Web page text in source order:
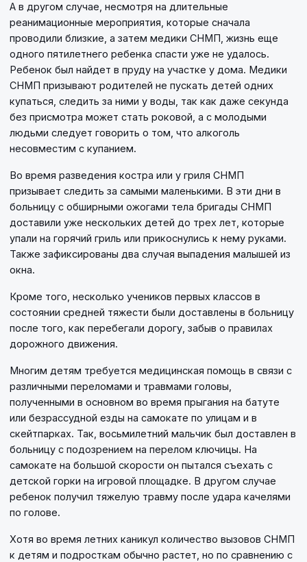
А в другом случае, несмотря на длительные
реанимационные мероприятия, которые сначала
проводили близкие, а затем медики СНМП, жизнь еще
одного пятилетнего ребенка спасти уже не удалось.
Ребенок был найдет в пруду на участке у дома. Медики
СНМП призывают родителей не пускать детей одних
купаться, следить за ними у воды, так как даже секунда
без присмотра может стать роковой, а с молодыми
людьми следует говорить о том, что алкоголь
несовместим с купанием.
Во время разведения костра или у гриля СНМП
призывает следить за самыми маленькими. В эти дни в
больницу с обширными ожогами тела бригады СНМП
доставили уже нескольких детей до трех лет, которые
упали на горячий гриль или прикоснулись к нему руками.
Также зафиксированы два случая выпадения малышей из
окна.
Кроме того, несколько учеников первых классов в
состоянии средней тяжести были доставлены в больницу
после того, как перебегали дорогу, забыв о правилах
дорожного движения.
Многим детям требуется медицинская помощь в связи с
различными переломами и травмами головы,
полученными в основном во время прыгания на батуте
или безрассудной езды на самокате по улицам и в
скейтпарках. Так, восьмилетний мальчик был доставлен в
больницу с подозрением на перелом ключицы. На
самокате на большой скорости он пытался съехать с
детской горки на игровой площадке. В другом случае
ребенок получил тяжелую травму после удара качелями
по голове.
Хотя во время летних каникул количество вызовов СНМП
к детям и подросткам обычно растет, но по сравнению с